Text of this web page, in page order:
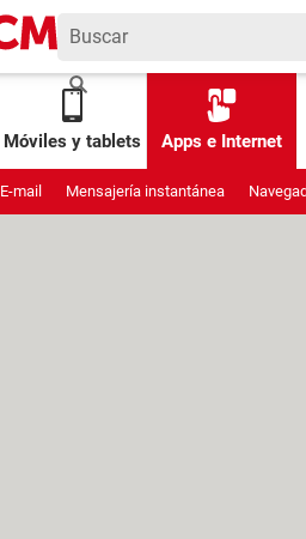
Móviles y tablets Apps e Internet
E-mail Mensajería instantánea